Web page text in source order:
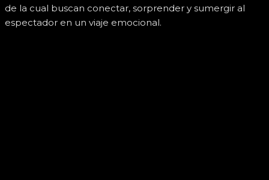
de la cual buscan conectar, sorprender y sumergir al
espectador en un viaje emocional.